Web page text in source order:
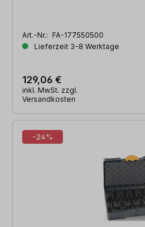
Art.-Nr.: FA-177550500
Lieferzeit 3-8 Werktage
129,06 €
inkl. MwSt. zzgl.
Versandkosten
-24%